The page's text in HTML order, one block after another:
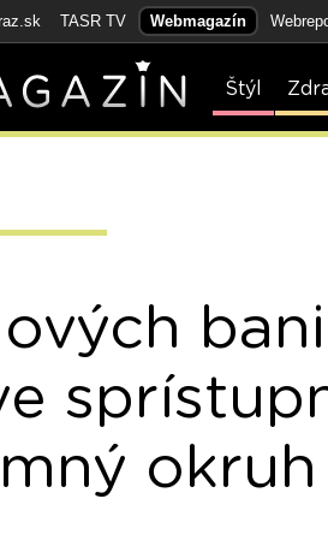
TASR TV Webmagazín
Štýl
okruh